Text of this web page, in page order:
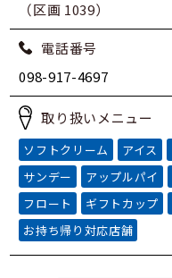
（区画 1039）
電話番号
098-917-4697
取り扱いメニュー
ソフトクリーム アイス
サンデー
アップルパイ
フロート
ギフトカップ
お持ち帰り対応店舗